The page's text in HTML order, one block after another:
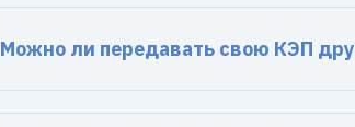
Можно ли передавать свою КЭП